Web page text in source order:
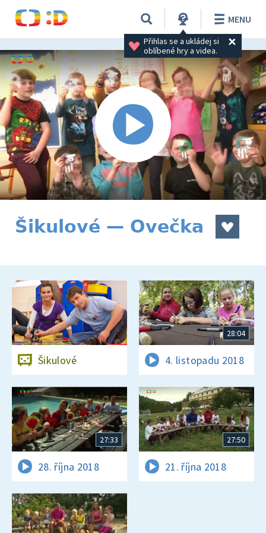
Přihlas se a ukládej si
oblíbené hry a videa.
MENU
Šikulové — Ovečka
Šikulové
28:04
4. listopadu 2018
27:33
28. října 2018
27:50
21. října 2018